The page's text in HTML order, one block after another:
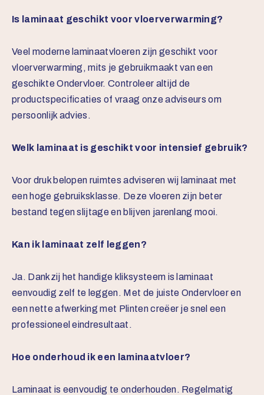
Is laminaat geschikt voor vloerverwarming?
Veel moderne laminaatvloeren zijn geschikt voor
vloerverwarming, mits je gebruikmaakt van een
geschikte Ondervloer. Controleer altijd de
productspecificaties of vraag onze adviseurs om
persoonlijk advies.
Welk laminaat is geschikt voor intensief gebruik?
Voor druk belopen ruimtes adviseren wij laminaat met
een hoge gebruiksklasse. Deze vloeren zijn beter
bestand tegen slijtage en blijven jarenlang mooi.
Kan ik laminaat zelf leggen?
Ja. Dankzij het handige kliksysteem is laminaat
eenvoudig zelf te leggen. Met de juiste Ondervloeren
een nette afwerking met Plintencreëer je snel een
professioneel eindresultaat.
Hoe onderhoud ik een laminaatvloer?
Laminaat is eenvoudig te onderhouden. Regelmatig